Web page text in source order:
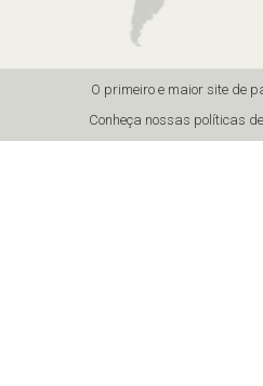
O primeiro e maior site de
Conheça nossas políticas de